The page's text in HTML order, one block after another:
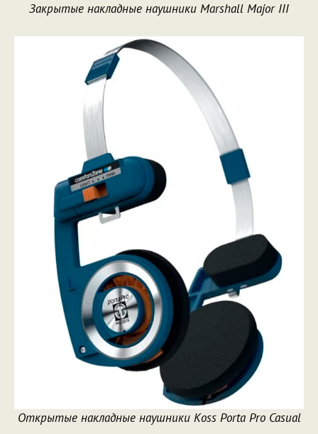
Закрытые накладные наушники Marshall Major III
Открытые накладные наушники Koss Porta Pro Casual